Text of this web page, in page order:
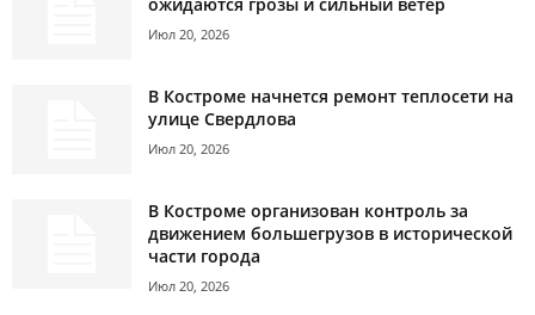
ожидаются грозы и сильный ветер
Июл 20, 2026
В Костроме начнется ремонт теплосети на
улице Свердлова
Июл 20, 2026
В Костроме организован контроль за
движением большегрузов в исторической
части города
Июл 20, 2026